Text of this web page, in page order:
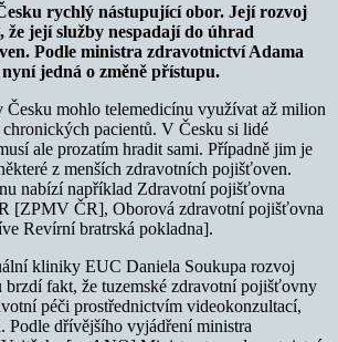
rychlý nástupující obor. Její rozvoj
že její služby nespadají do úhrad
Podle ministra zdravotnictví Adama
jedná o změně přístupu.
mohlo telemedicínu využívat až milion
pacientů. V Česku si lidé
ale prozatím hradit sami. Případně jim je
z menších zdravotních pojišťoven.
nabízí například Zdravotní pojišťovna
[ZPMV ČR], Oborová zdravotní pojišťovna
Revírní bratrská pokladna].
kliniky EUC Daniela Soukupa rozvoj
brzdí fakt, že tuzemské zdravotní pojišťovny
péči prostřednictvím videokonzultací,
Podle dřívějšího vyjádření ministra